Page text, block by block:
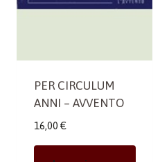
PER CIRCULUM
ANNI – AVVENTO
16,00 €